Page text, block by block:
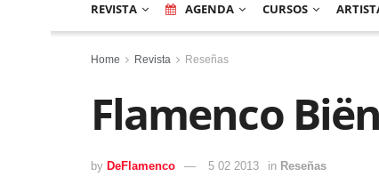
REVISTA AGENDA CURSOS
Home Revista Reseñas
Flamenco
by DeFlamenco 5 02 2013 in Reseñas